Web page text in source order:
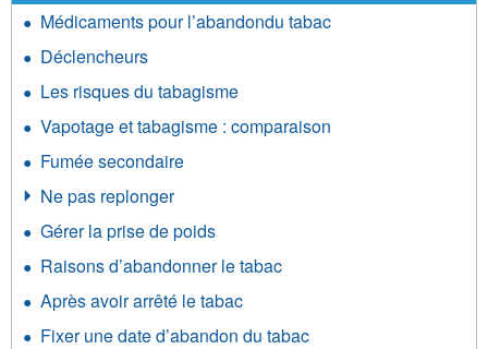
Médicaments pour l’abandondu tabac
Déclencheurs
Les risques du tabagisme
Vapotage et tabagisme : comparaison
Fumée secondaire
Ne pas replonger
Gérer la prise de poids
Raisons d’abandonner le tabac
Après avoir arrêté le tabac
Fixer une date d’abandon du tabac